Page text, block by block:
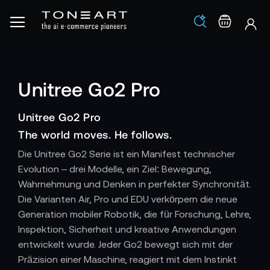
Los
Unitree Go2 Pro
Unitree Go2 Pro
The world moves. He follows.
Die Unitree Go2 Serie ist ein Manifest technischer
Evolution – drei Modelle, ein Ziel: Bewegung,
Wahrnehmung und Denken in perfekter Synchronität.
Die Varianten Air, Pro und EDU verkörpern die neue
Generation mobiler Robotik, die für Forschung, Lehre,
Inspektion, Sicherheit und kreative Anwendungen
entwickelt wurde. Jeder Go2 bewegt sich mit der
Präzision einer Maschine, reagiert mit dem Instinkt